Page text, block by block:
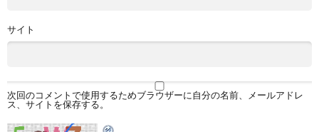
サイト
次回のコメントで使用するためブラウザーに自分の名前、メールアドレ
ス、サイトを保存する。